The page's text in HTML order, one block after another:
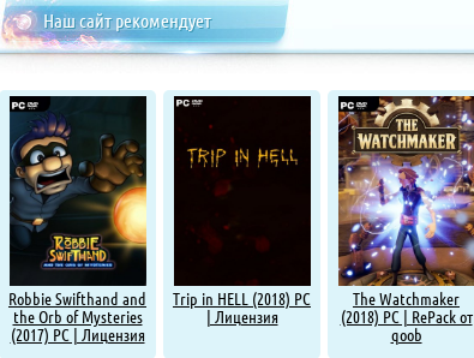
Наш сайт рекомендует
Robbie Swifthand and
the Orb of Mysteries
(2017) PC | Лицензия
Trip in HELL (2018) PC
| Лицензия
The Watchmaker
(2018) PC | RePack от
qoob